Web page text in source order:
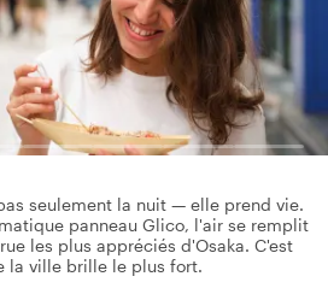
seulement la nuit — elle prend vie.
panneau Glico, l'air se remplit
les plus appréciés d'Osaka. C'est
la ville brille le plus fort.